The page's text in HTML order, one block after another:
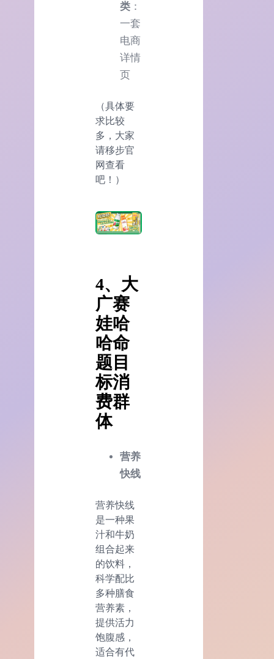
类 ：
一套
电商
详情
页
（具体要
求比较
多，大家
请移步官
网查看
吧！）
4、大
广赛
娃哈
哈命
题 目
标消
费群
体
营养
快线
营养快线
是一种果
汁和牛奶
组合起来
的饮料，
科学配比
多种膳食
营养素，
提供活力
饱腹感，
适合有代